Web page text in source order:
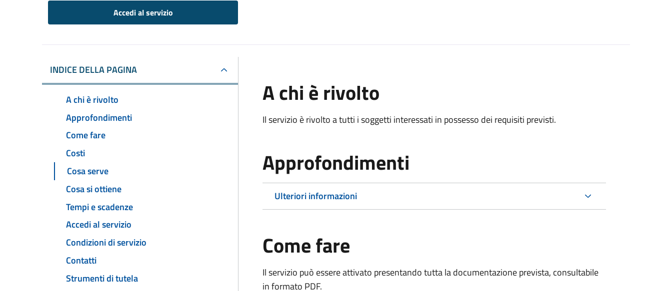
Accedi al servizio
INDICE DELLA PAGINA
A chi è rivolto
Approfondimenti
Come fare
Costi
Cosa serve
Cosa si ottiene
Tempi e scadenze
Accedi al servizio
Condizioni di servizio
Contatti
Strumenti di tutela
A chi è rivolto
Il servizio è rivolto a tutti i soggetti interessati in possesso dei requisiti previsti.
Approfondimenti
Ulteriori informazioni
Come fare
Il servizio può essere attivato presentando tutta la documentazione prevista, consultabile
in formato PDF.